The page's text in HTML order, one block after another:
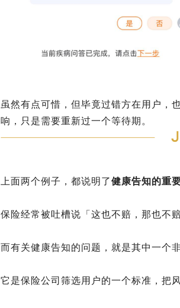
虽然有点可惜，但毕竟过错方在用户，
响，只是需要重新过一个等待期。
上面两个例子，都说明了健康告知的重
保险经常被吐槽说「这也不赔，那也不赔
而有关健康告知的问题，就是其中一个
它是保险公司筛选用户的一个标准，把